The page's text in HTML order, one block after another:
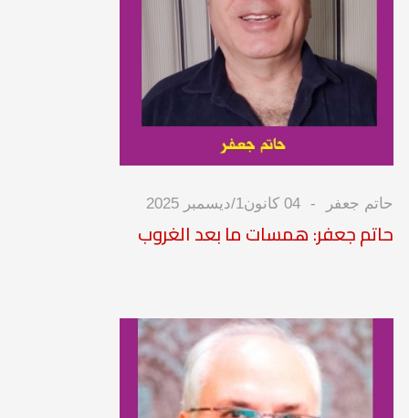
حاتم جعفر 04 كانون1/ديسمبر 2025
حاتم جعفر: همسات ما بعد الغروب